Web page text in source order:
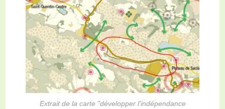
Extrait de la carte "développer l'indépendance